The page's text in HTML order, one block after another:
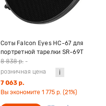
Соты Falcon Eyes HC-67 для
портретной тарелки SR-69T
8 838 р. -
розничная цена
7 063 р.
Вы экономите 1 775 р. (21%)